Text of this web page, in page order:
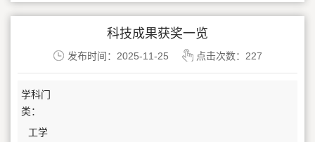
科技成果获奖一览
发布时间：2025-11-25 点击次数： 227
学科门
类：
工学